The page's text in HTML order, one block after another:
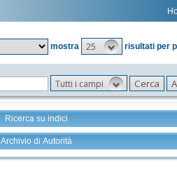
mostra
25 risultati per
Tutti i campi
Ricerca su indici
Archivio di Autorità